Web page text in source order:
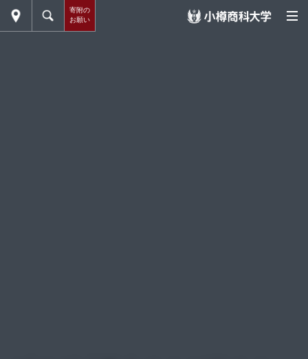
寄附の
お願い